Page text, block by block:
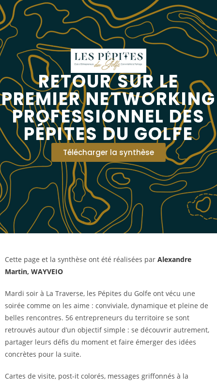
RETOUR SUR LE
PREMIER NETWORKING
PROFESSIONNEL DES
PÉPITES DU GOLFE
Télécharger la synthèse
Cette page et la synthèse ont été réalisées par Alexandre
Martin, WAYVEIO
Mardi soir à La Traverse, les Pépites du Golfe ont vécu une
soirée comme on les aime : conviviale, dynamique et pleine de
belles rencontres. 56 entrepreneurs du territoire se sont
retrouvés autour d’un objectif simple : se découvrir autrement,
partager leurs défis du moment et faire émerger des idées
concrètes pour la suite.
Cartes de visite, post-it colorés, messages griffonnés à la